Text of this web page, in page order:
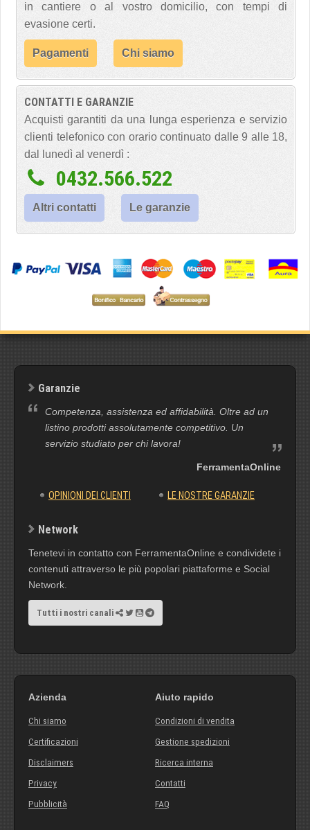
in cantiere o al vostro domicilio, con tempi di
evasione certi.
Pagamenti Chi siamo
CONTATTI E GARANZIE
Acquisti garantiti da una lunga esperienza e servizio
clienti telefonico con orario continuato dalle 9 alle 18,
dal lunedì al venerdì :
0432.566.522
Altri contatti Le garanzie
Garanzie
Competenza, assistenza ed affidabilità. Oltre ad un
listino prodotti assolutamente competitivo. Un
servizio studiato per chi lavora!
FerramentaOnline
OPINIONI DEI CLIENTI LE NOSTRE GARANZIE
Network
Tenetevi in contatto con FerramentaOnline e condividete i
contenuti attraverso le più popolari piattaforme e Social
Network.
Tutti i nostri canali
Azienda
Chi siamo
Certificazioni
Disclaimers
Privacy
Pubblicità
Aiuto rapido
Condizioni di vendita
Gestione spedizioni
Ricerca interna
Contatti
FAQ